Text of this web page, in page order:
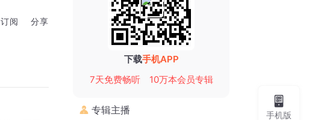
订阅 分享
下载手机APP
7天免费畅听
10万本会员专辑
专辑主播 手机版